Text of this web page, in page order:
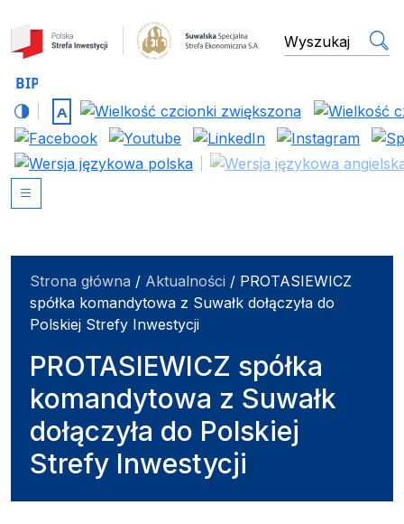
Suwalska Specjalnawyszukiwarka
Strona główna / Aktualności / PROTASIEWICZ
spółka komandytowa z Suwałk dołączyła do
Polskiej Strefy Inwestycji
PROTASIEWICZ spółka
komandytowa z Suwałk
dołączyła do Polskiej
Strefy Inwestycji